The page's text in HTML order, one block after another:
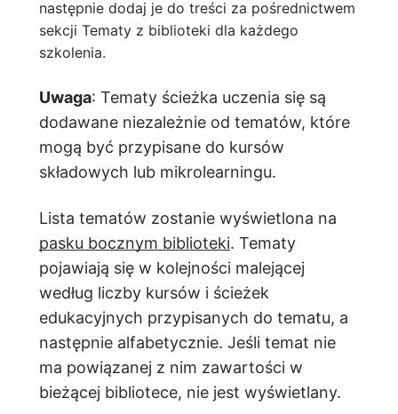
następnie dodaj je do treści za pośrednictwem
sekcji Tematy z biblioteki dla każdego
szkolenia.
Uwaga: Tematy ścieżka uczenia się są
dodawane niezależnie od tematów, które
mogą być przypisane do kursów
składowych lub mikrolearningu.
Lista tematów zostanie wyświetlona na
pasku bocznym biblioteki. Tematy
pojawiają się w kolejności malejącej
według liczby kursów i ścieżek
edukacyjnych przypisanych do tematu, a
następnie alfabetycznie. Jeśli temat nie
ma powiązanej z nim zawartości w
bieżącej bibliotece, nie jest wyświetlany.